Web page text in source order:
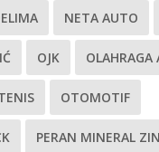
NETA AUTO
OJK OLAHRAGA
OTOMOTIF
PERAN MINERAL